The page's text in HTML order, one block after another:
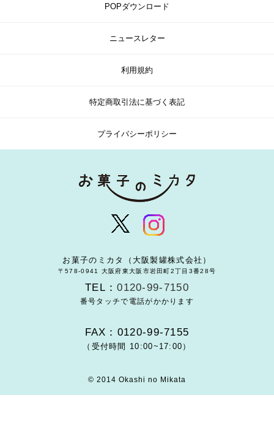
POPダウンロード
ニュースレター
利用規約
特定商取引法に基づく表記
プライバシーポリシー
お菓子のミカタ（大阪製罐株式会社）
〒578-0941 大阪府東大阪市岩田町2丁目3番28号
TEL：0120-99-7150
番号タッチで電話がかかります
FAX：0120-99-7155
（受付時間 10:00~17:00）
© 2014 Okashi no Mikata